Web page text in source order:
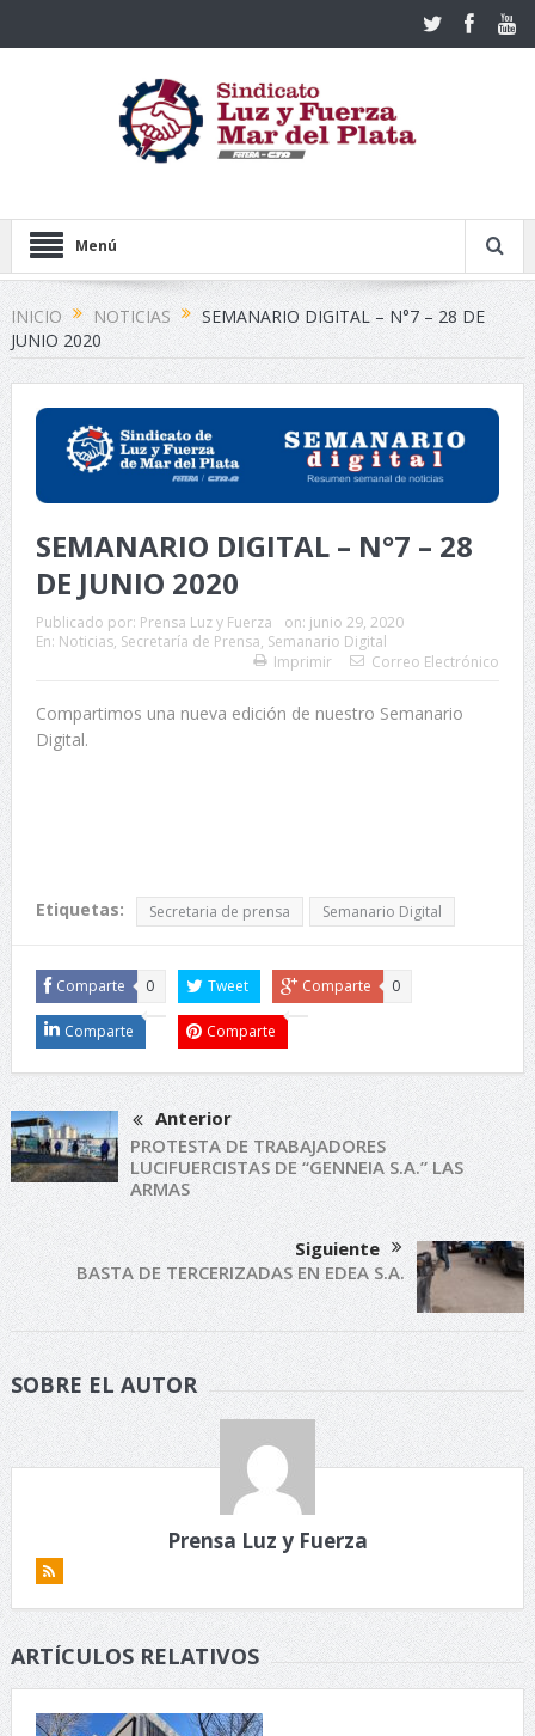
Menú
INICIO NOTICIAS
SEMANARIO DIGITAL – N°7 – 28 DE
JUNIO 2020
SEMANARIO DIGITAL – N°7 – 28
DE JUNIO 2020
Publicado por: Prensa Luz y Fuerza on: junio 29, 2020
En: Noticias, Secretaría de Prensa, Semanario Digital
Imprimir
Correo Electrónico
Compartimos una nueva edición de nuestro Semanario
Digital.
Etiquetas: Secretaria de prensa Semanario Digital
Comparte 0 Tweet Comparte 0
Comparte Comparte
Anterior
PROTESTA DE TRABAJADORES
LUCIFUERCISTAS DE “GENNEIA S.A.” LAS
ARMAS
Siguiente
BASTA DE TERCERIZADAS EN EDEA S.A.
SOBRE EL AUTOR
Prensa Luz y Fuerza
ARTÍCULOS RELATIVOS